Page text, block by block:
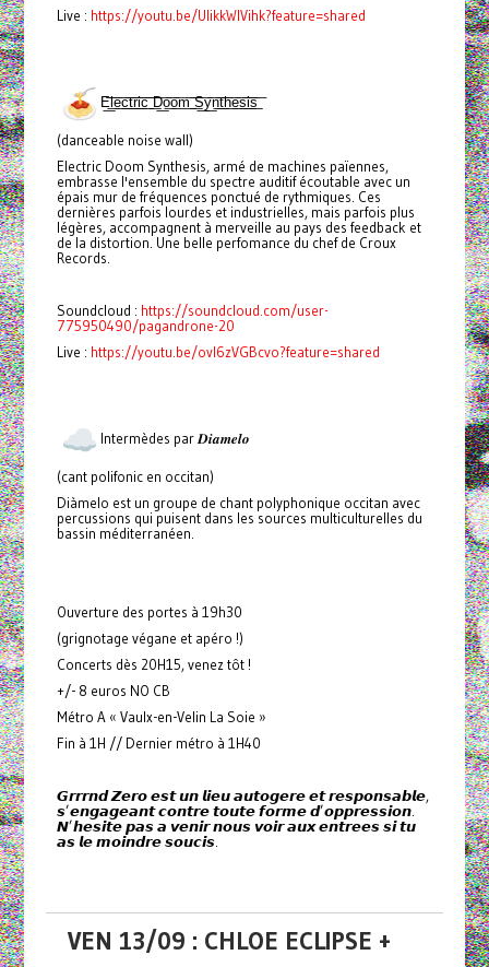
Live : https://youtu.be/UlikkWIVihk?feature=shared
E͟͞l͟͞e͟͞c͟͞t͟͞r͟͞i͟͞c͟͞ ͟͞D͟͞o͟͞o͟͞m͟͞ ͟͞S͟͞y͟͞n͟͞t͟͞h͟͞e͟͞s͟͞i͟͞s͟͞
(danceable noise wall)
Electric Doom Synthesis, armé de machines païennes,
embrasse l'ensemble du spectre auditif écoutable avec un
épais mur de fréquences ponctué de rythmiques. Ces
dernières parfois lourdes et industrielles, mais parfois plus
légères, accompagnent à merveille au pays des feedback et
de la distortion. Une belle perfomance du chef de Croux
Records.
Soundcloud : https://soundcloud.com/user-
775950490/pagandrone-20
Live : https://youtu.be/ovI6zVGBcvo?feature=shared
Intermèdes par 𝑫𝒊𝒂𝒎𝒆𝒍𝒐
(cant polifonic en occitan)
Diàmelo est un groupe de chant polyphonique occitan avec
percussions qui puisent dans les sources multiculturelles du
bassin méditerranéen.
Ouverture des portes à 19h30
(grignotage végane et apéro !)
Concerts dès 20H15, venez tôt !
+/- 8 euros NO CB
Métro A « Vaulx-en-Velin La Soie »
Fin à 1H // Dernier métro à 1H40
𝙂𝙧𝙧𝙧𝙣𝙙 𝙕𝙚𝙧𝙤 𝙚𝙨𝙩 𝙪𝙣 𝙡𝙞𝙚𝙪 𝙖𝙪𝙩𝙤𝙜𝙚𝙧𝙚 𝙚𝙩 𝙧𝙚𝙨𝙥𝙤𝙣𝙨𝙖𝙗𝙡𝙚,
𝙨’𝙚𝙣𝙜𝙖𝙜𝙚𝙖𝙣𝙩 𝙘𝙤𝙣𝙩𝙧𝙚 𝙩𝙤𝙪𝙩𝙚 𝙛𝙤𝙧𝙢𝙚 𝙙’𝙤𝙥𝙥𝙧𝙚𝙨𝙨𝙞𝙤𝙣.
𝙉’𝙝𝙚𝙨𝙞𝙩𝙚 𝙥𝙖𝙨 𝙖 𝙫𝙚𝙣𝙞𝙧 𝙣𝙤𝙪𝙨 𝙫𝙤𝙞𝙧 𝙖𝙪𝙭 𝙚𝙣𝙩𝙧𝙚𝙚𝙨 𝙨𝙞 𝙩𝙪
𝙖𝙨 𝙡𝙚 𝙢𝙤𝙞𝙣𝙙𝙧𝙚 𝙨𝙤𝙪𝙘𝙞𝙨.
VEN 13/09 : CHLOE ECLIPSE +